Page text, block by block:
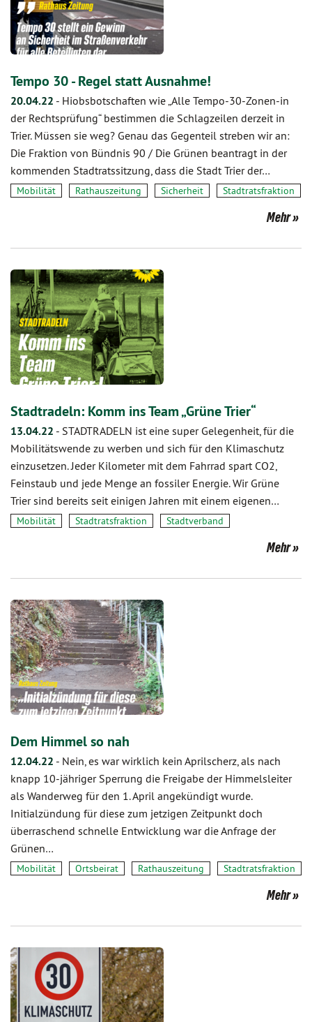
Tempo 30 - Regel statt Ausnahme!
20.04.22 - Hiobsbotschaften wie „Alle Tempo-30-Zonen-in
der Rechtsprüfung“ bestimmen die Schlagzeilen derzeit in
Trier. Müssen sie weg? Genau das Gegenteil streben wir an:
Die Fraktion von Bündnis 90 / Die Grünen beantragt in der
kommenden Stadtratssitzung, dass die Stadt Trier der…
Mobilität Rathauszeitung Sicherheit Stadtratsfraktion
Mehr
Stadtradeln: Komm ins Team „Grüne Trier“
13.04.22 - STADTRADELN ist eine super Gelegenheit, für die
Mobilitätswende zu werben und sich für den Klimaschutz
einzusetzen. Jeder Kilometer mit dem Fahrrad spart CO2,
Feinstaub und jede Menge an fossiler Energie. Wir Grüne
Trier sind bereits seit einigen Jahren mit einem eigenen…
Mobilität Stadtratsfraktion Stadtverband
Mehr
Dem Himmel so nah
12.04.22 - Nein, es war wirklich kein Aprilscherz, als nach
knapp 10-jähriger Sperrung die Freigabe der Himmelsleiter
als Wanderweg für den 1. April angekündigt wurde.
Initialzündung für diese zum jetzigen Zeitpunkt doch
überraschend schnelle Entwicklung war die Anfrage der
Grünen…
Mobilität Ortsbeirat Rathauszeitung Stadtratsfraktion
Mehr